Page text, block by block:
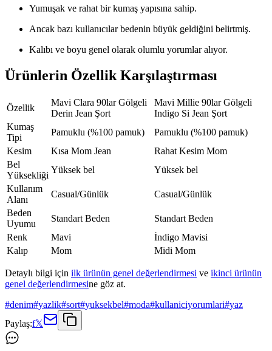
Yumuşak ve rahat bir kumaş yapısına sahip.
Ancak bazı kullanıcılar bedenin büyük geldiğini belirtmiş.
Kalıbı ve boyu genel olarak olumlu yorumlar alıyor.
Ürünlerin Özellik Karşılaştırması
Özellik
Mavi Clara 90lar Gölgeli
Derin Jean Şort
Mavi Millie 90lar Gölgeli
Indigo Si Jean Şort
Kumaş
Tipi
Pamuklu (%100 pamuk)
Pamuklu (%100 pamuk)
Kesim
Kısa Mom Jean
Rahat Kesim Mom
Bel
Yüksekliği
Yüksek bel
Yüksek bel
Kullanım
Alanı
Casual/Günlük
Casual/Günlük
Beden
Uyumu
Standart Beden
Standart Beden
Renk
Mavi
İndigo Mavisi
Kalıp
Mom Midi Mom
Detaylı bilgi için ilk ürünün genel değerlendirmesi ve ikinci ürünün
genel değerlendirmesine göz at.
#denim#yazlik#sort#yuksekbel#moda#kullaniciyorumlari#yaz
Paylaş:f𝕏